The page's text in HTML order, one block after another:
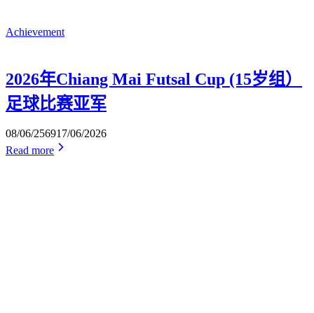
Achievement
2026年Chiang Mai Futsal Cup (15岁组）
足球比赛亚军
08/06/256917/06/2026
Read more